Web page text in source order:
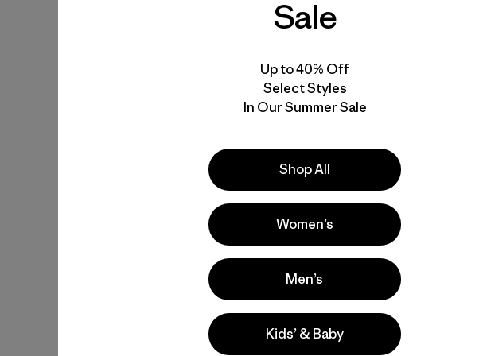
Sale
Up to 40% Off
Select Styles
In Our Summer Sale
Shop All
Women’s
Men’s
Kids’ & Baby